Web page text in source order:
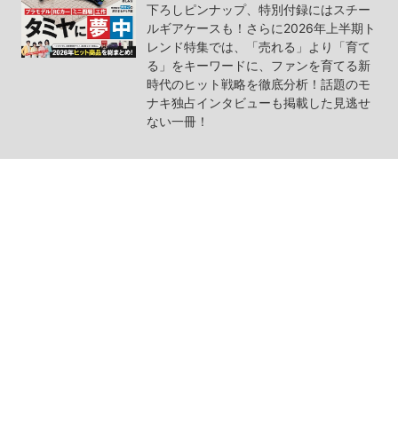
下ろしピンナップ、特別付録にはスチー
ルギアケースも！さらに2026年上半期ト
レンド特集では、「売れる」より「育て
る」をキーワードに、ファンを育てる新
時代のヒット戦略を徹底分析！話題のモ
ナキ独占インタビューも掲載した見逃せ
ない一冊！